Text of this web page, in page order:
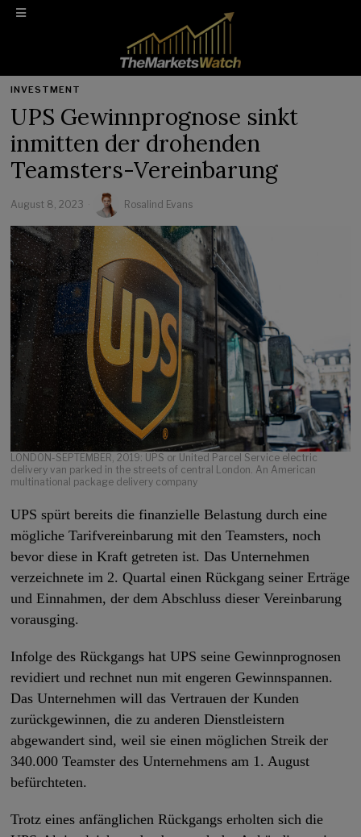
INVESTMENT
UPS Gewinnprognose sinkt
inmitten der drohenden
Teamsters-Vereinbarung
August 8, 2023 Rosalind Evans
LONDON-SEPTEMBER, 2019: UPS or United Parcel Service electric
delivery van parked in the streets of central London. An American
multinational package delivery company
UPS spürt bereits die finanzielle Belastung durch eine
mögliche Tarifvereinbarung mit den Teamsters, noch
bevor diese in Kraft getreten ist. Das Unternehmen
verzeichnete im 2. Quartal einen Rückgang seiner Erträge
und Einnahmen, der dem Abschluss dieser Vereinbarung
vorausging.
Infolge des Rückgangs hat UPS seine Gewinnprognosen
revidiert und rechnet nun mit engeren Gewinnspannen.
Das Unternehmen will das Vertrauen der Kunden
zurückgewinnen, die zu anderen Dienstleistern
abgewandert sind, weil sie einen möglichen Streik der
340.000 Teamster des Unternehmens am 1. August
befürchteten.
Trotz eines anfänglichen Rückgangs erholten sich die